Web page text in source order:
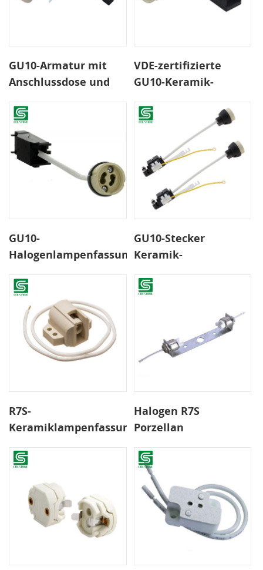
GU10-Armatur mit
Anschlussdose und
VDE-zertifizierte
GU10-Keramik-
mit Anschlussdose
und automatischem
GU10-
Halogenlampenfassungs-
Anschlussblock
GU10-Stecker
Keramik-
Anschlussblock und
R7S-
Keramiklampenfassung
Silikonkabel
Halogen R7S
Porzellan
für 78mm 118mm
189mm 254mm
Lampenröhren